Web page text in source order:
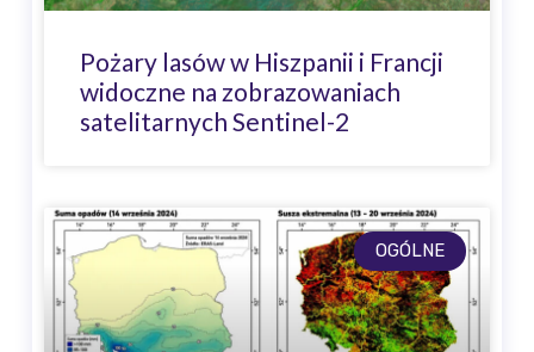
Pożary lasów w Hiszpanii i Francji
widoczne na zobrazowaniach
satelitarnych Sentinel-2
OGÓLNE